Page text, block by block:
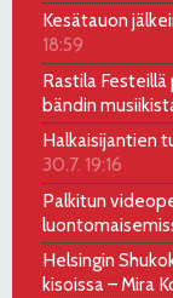
Kesätauon
18:59
Rastila
bändin
Halkaisijantien
30.7. 19:16
Palkitun
Helsingin
kisoissa – Mira